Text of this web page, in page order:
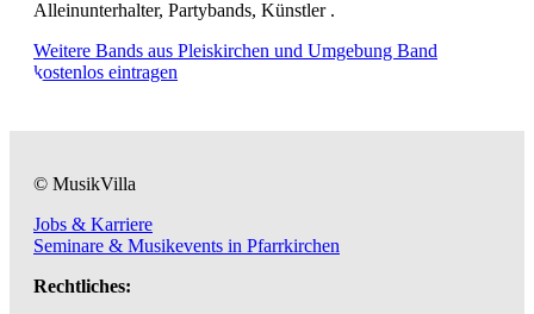
Alleinunterhalter, Partybands, Künstler .
Weitere Bands aus Pleiskirchen und Umgebung Band
kostenlos eintragen
© MusikVilla
Jobs & Karriere
Seminare & Musikevents in Pfarrkirchen
Rechtliches: